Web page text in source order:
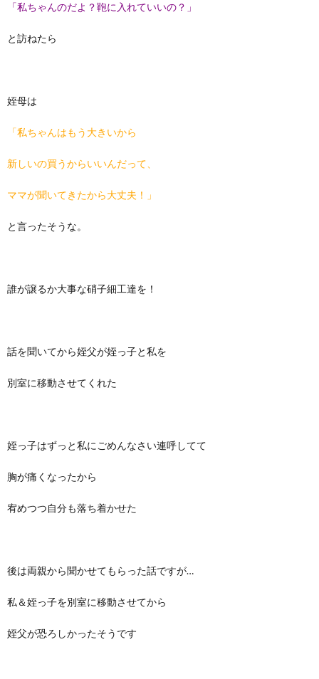
「私ちゃんのだよ？鞄に入れていいの？」
と訪ねたら
姪母は
「私ちゃんはもう大きいから
新しいの買うからいいんだって、
ママが聞いてきたから大丈夫！」
と言ったそうな。
誰が譲るか大事な硝子細工達を！
話を聞いてから姪父が姪っ子と私を
別室に移動させてくれた
姪っ子はずっと私にごめんなさい連呼してて
胸が痛くなったから
宥めつつ自分も落ち着かせた
後は両親から聞かせてもらった話ですが…
私＆姪っ子を別室に移動させてから
姪父が恐ろしかったそうです